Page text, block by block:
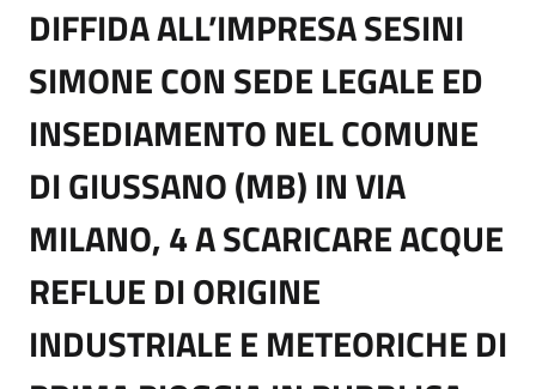
DIFFIDA ALL’IMPRESA SESINI
SIMONE CON SEDE LEGALE ED
INSEDIAMENTO NEL COMUNE
DI GIUSSANO (MB) IN VIA
MILANO, 4 A SCARICARE ACQUE
REFLUE DI ORIGINE
INDUSTRIALE E METEORICHE DI